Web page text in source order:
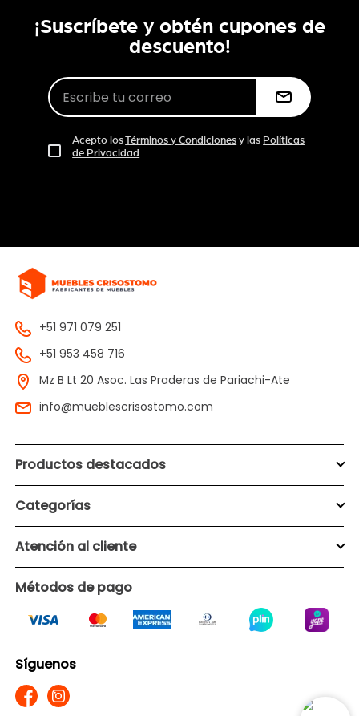
¡Suscríbete y obtén cupones de
descuento!
Acepto los Términos y Condiciones y las Políticas
de Privacidad
+51 971 079 251
+51 953 458 716
Mz B Lt 20 Asoc. Las Praderas de Pariachi-Ate
info@mueblescrisostomo.com
Productos destacados
Categorías
Atención al cliente
Métodos de pago